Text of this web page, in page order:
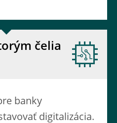
čelia
banky
digitalizácia.